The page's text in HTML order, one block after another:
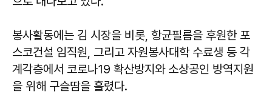
봉사활동에는 김 시장을 비롯, 항균필름을 후원한 포
스코건설 임직원, 그리고 자원봉사대학 수료생 등 각
계각층에서 코로나19 확산방지와 소상공인 방역지원
을 위해 구슬땀을 흘렸다.